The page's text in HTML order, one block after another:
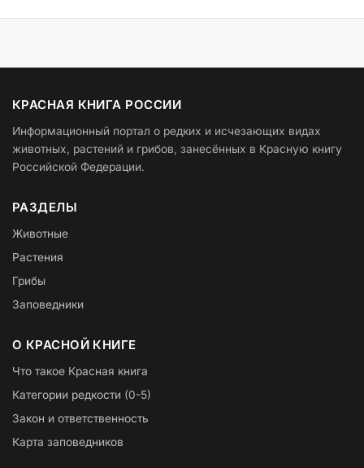
КРАСНАЯ КНИГА РОССИИ
Информационный портал о редких и исчезающих видах
животных, растений и грибов, занесённых в Красную книгу
Российской Федерации.
РАЗДЕЛЫ
Животные
Растения
Грибы
Заповедники
О КРАСНОЙ КНИГЕ
Что такое Красная книга
Категории редкости (0-5)
Закон и ответственность
Карта заповедников